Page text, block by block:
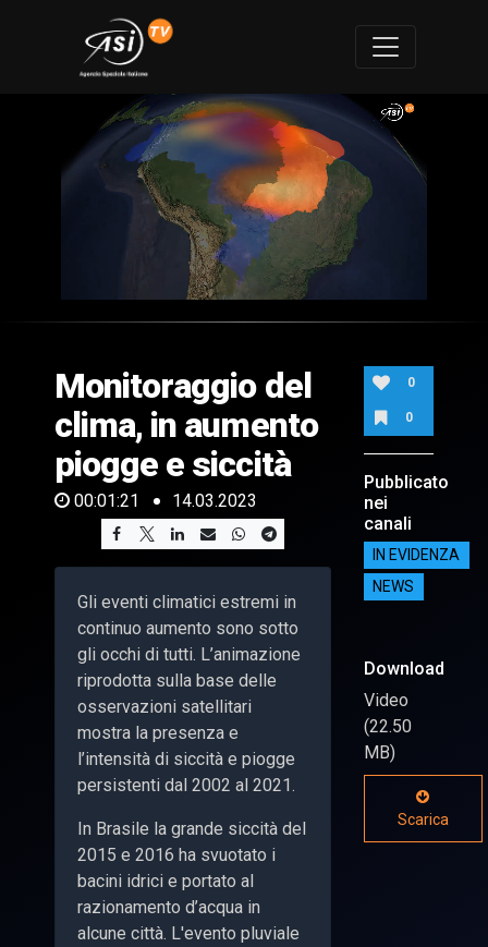
of
21
seconds
Monitoraggio del
clima, in aumento
piogge e siccità
00:01:21 14.03.2023
Gli eventi climatici estremi in
continuo aumento sono sotto
gli occhi di tutti. L’animazione
riprodotta sulla base delle
osservazioni satellitari
mostra la presenza e
l’intensità di siccità e piogge
persistenti dal 2002 al 2021.
In Brasile la grande siccità del
2015 e 2016 ha svuotato i
bacini idrici e portato al
razionamento d’acqua in
alcune città. L'evento pluviale
0
0
Pubblicato
nei
canali
IN EVIDENZA
NEWS
Download
Video
(22.50
MB)
Scarica